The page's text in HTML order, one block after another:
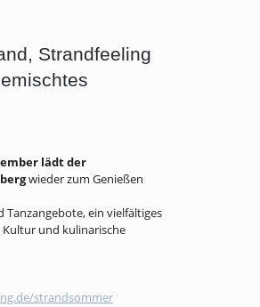
Strandfeeling
lädt der
wieder zum Genießen
Tanzangebote, ein vielfältiges
und kulinarische
strandsommer